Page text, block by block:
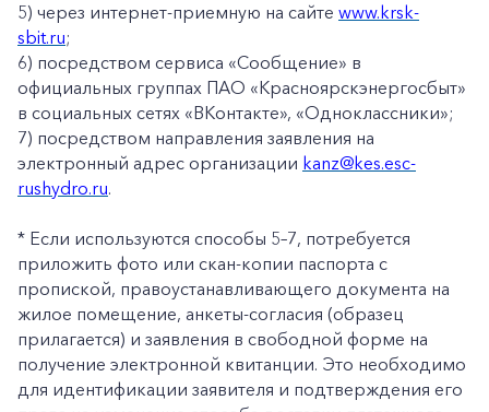
5) через интернет-приемную на сайте www.krsk-
sbit.ru;
6) посредством сервиса «Сообщение» в
официальных группах ПАО «Красноярскэнергосбыт»
в социальных сетях «ВКонтакте», «Одноклассники»;
7) посредством направления заявления на
электронный адрес организации kanz@kes.esc-
rushydro.ru.
* Если используются способы 5–7, потребуется
приложить фото или скан-копии паспорта с
пропиской, правоустанавливающего документа на
жилое помещение, анкеты-согласия (образец
прилагается) и заявления в свободной форме на
получение электронной квитанции. Это необходимо
для идентификации заявителя и подтверждения его